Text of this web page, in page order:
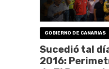
GOBIERNO DE CANARIAS
Sucedió tal
2016: